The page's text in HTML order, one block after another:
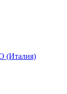
(Италия)